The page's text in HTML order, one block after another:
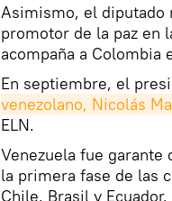
Asimismo, el diputado
promotor de la paz en
acompaña a Colombia
En septiembre, el
venezolano, Nicolás
ELN.
Venezuela fue garante
la primera fase de las
Chile, Brasil y Ecuador.